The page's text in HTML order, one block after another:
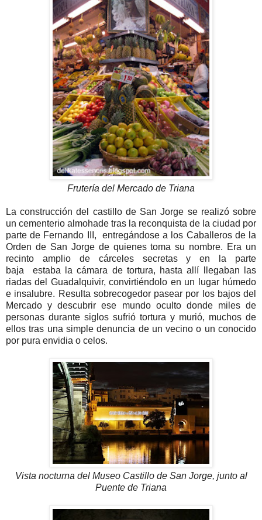
Frutería del Mercado de Triana
La construcción del castillo de San Jorge se realizó sobre
un cementerio almohade tras la reconquista de la ciudad por
parte de Fernando III, entregándose a los Caballeros de la
Orden de San Jorge de quienes toma su nombre. Era un
recinto amplio de cárceles secretas y en la parte
baja estaba la cámara de tortura, hasta allí llegaban las
riadas del Guadalquivir, convirtiéndolo en un lugar húmedo
e insalubre. Resulta sobrecogedor pasear por los bajos del
Mercado y descubrir ese mundo oculto donde miles de
personas durante siglos sufrió tortura y murió, muchos de
ellos tras una simple denuncia de un vecino o un conocido
por pura envidia o celos.
Vista nocturna del Museo Castillo de San Jorge, junto al
Puente de Triana